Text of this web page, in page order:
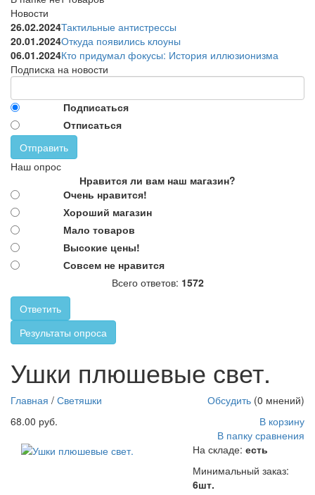
Новости
26.02.2024Тактильные антистрессы
20.01.2024Откуда появились клоуны
06.01.2024Кто придумал фокусы: История иллюзионизма
Подписка на новости
Подписаться
Отписаться
Отправить
Наш опрос
Нравится ли вам наш магазин?
Очень нравится!
Хороший магазин
Мало товаров
Высокие цены!
Совсем не нравится
Всего ответов: 1572
Ответить
Результаты опроса
изготовленные из искусственного меха, носятся на ободке,
имеют разные режимы свечения. Батарейка AG 13
(таблеточка) 3 шт, входит в комплект.в упаковке 12 штук
http://parkservis.ru/data/small/41076.jpg
http://parkservis.ru/product_1414.html
In stock New
Ушки плюшевые свет.
Обсудить (0 мнений)
Главная / Светяшки
68.00 руб.
В корзину
В папку сравнения
На складе: есть
Минимальный заказ:
6шт.